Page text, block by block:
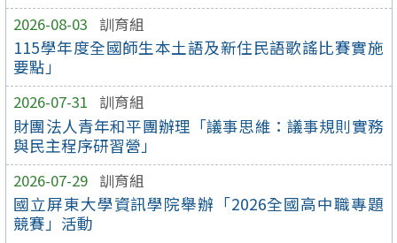
2026-08-03 訓育組
115學年度全國師生本土語及新住民語歌謠比賽實施
要點」
2026-07-31 訓育組
財團法人青年和平團辦理「議事思維：議事規則實務
與民主程序研習營」
2026-07-29 訓育組
國立屏東大學資訊學院舉辦「2026全國高中職專題
競賽」活動